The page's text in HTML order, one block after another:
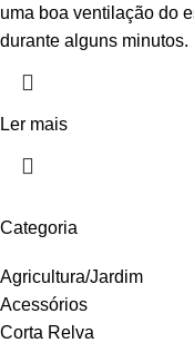
Categoria
Agricultura/Jardim
Acessórios
Corta Relva
uma boa ventilação do
durante alguns minutos.
Ler mais